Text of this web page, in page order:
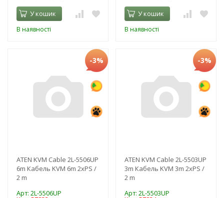
У кошик
В наявності
У кошик
В наявності
-3%
ATEN KVM Cable 2L-5506UP
6m Кабель KVM 6m 2xPS /
2 m
Арт: 2L-5506UP
-3%
ATEN KVM Cable 2L-5503UP
3m Кабель KVM 3m 2xPS /
2 m
Арт: 2L-5503UP